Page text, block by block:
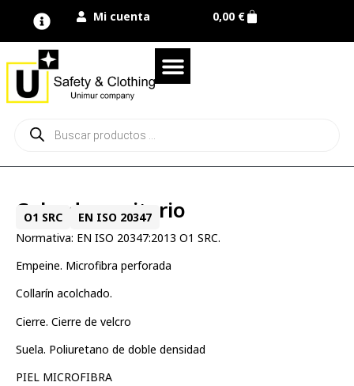
Mi cuenta 0,00 €
Calzado sanitario
O1 SRC
EN ISO 20347
Normativa: EN ISO 20347:2013 O1 SRC.
Empeine. Microfibra perforada
Collarín acolchado.
Cierre. Cierre de velcro
Suela. Poliuretano de doble densidad
PIEL MICROFIBRA